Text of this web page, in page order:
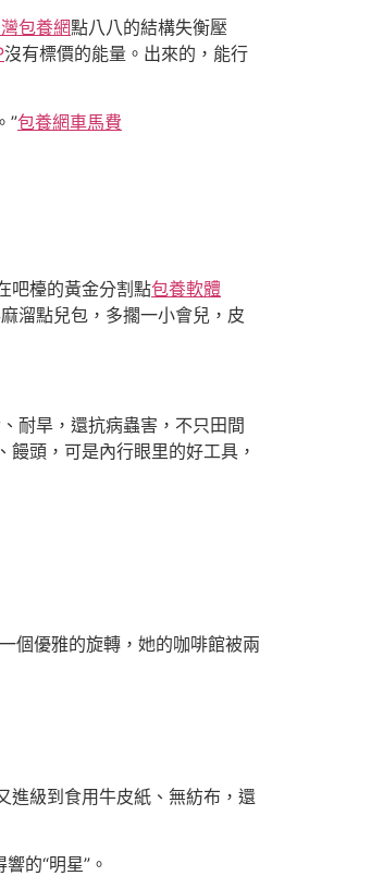
包養網點八八的結構失衡壓
沒有標價的能量。出來的，能行
”包養網車馬費
吧檯的黃金分割點包養軟體
溜點兒包，多擱一小會兒，皮
耐旱，還抗病蟲害，不只田間
頭，可是內行眼里的好工具，
個優雅的旋轉，她的咖啡館被兩
進級到食用牛皮紙、無紡布，還
的“明星”。